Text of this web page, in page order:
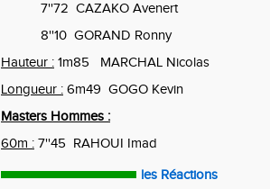
7''72 CAZAKO Avenert
8''10 GORAND Ronny
Hauteur : 1m85
MARCHAL Nicolas
Longueur : 6m49 GOGO Kevin
Masters Hommes :
60m : 7''45 RAHOUI Imad
les Réactions